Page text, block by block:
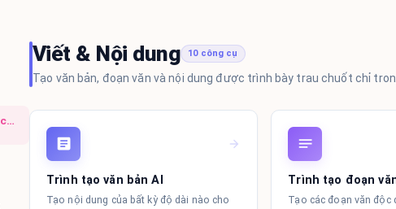
Xây dựng thương hiệu cá nhân
Viết & Nội dung 10 công cụ
Tạo văn bản, đoạn văn và nội dung được trình bày trau chuốt chỉ
Trình tạo văn bản AI
Tạo nội dung của bất kỳ độ dài nào cho
Trình tạo đoạn
Tạo các đoạn văn độc